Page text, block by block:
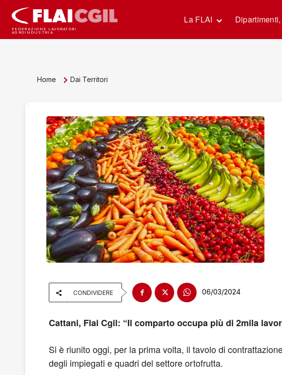
FEDERAZIONE LAVORATORI
AGROINDUSTRIA
La FLAI
Home Dai Territori
CONDIVIDERE 06/03/2024
Cattani, Flai Cgil: “Il comparto occupa più di 2mila
Si è riunito oggi, per la prima volta, il tavolo di
degli impiegati e quadri del settore ortofrutta.